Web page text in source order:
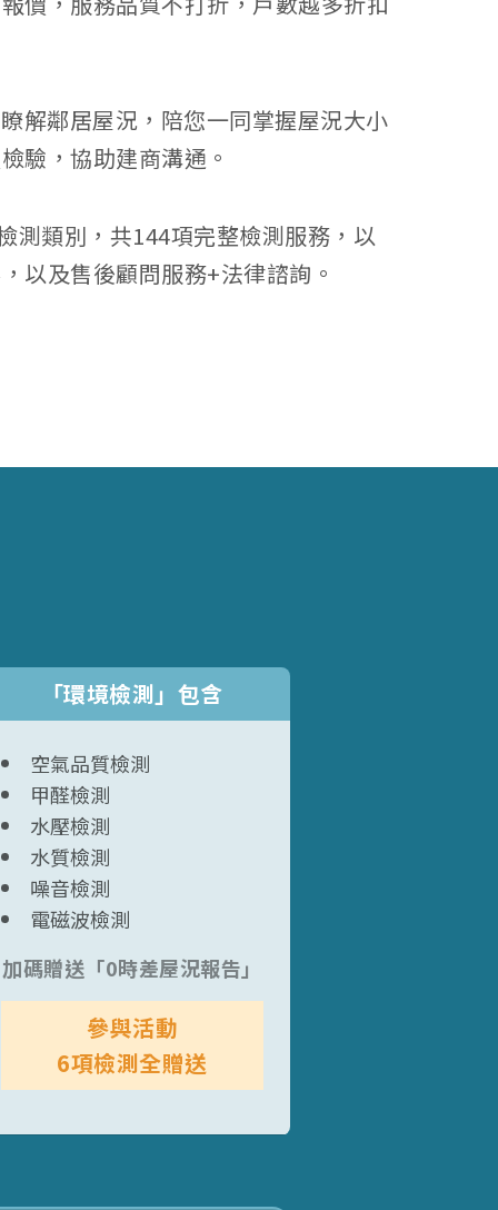
解鄰居屋況，陪您一同掌握屋況大小
驗，協助建商溝通。
測類別，共144項完整檢測服務，以
以及售後顧問服務+法律諮詢。
「環境檢測」包含
空氣品質檢測
甲醛檢測
水壓檢測
水質檢測
噪音檢測
電磁波檢測
加碼贈送「0時差屋況報告」
參與活動
6項檢測全贈送